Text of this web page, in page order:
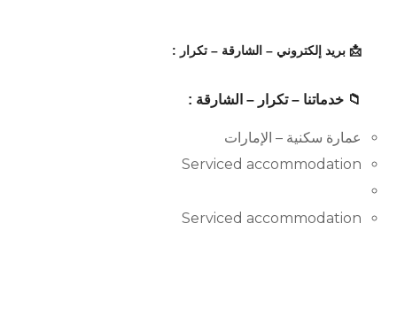
📩 بريد إلكتروني – الشارقة – تكرار :
📁 خدماتنا – تكرار – الشارقة :
عمارة سكنية – الإمارات
Serviced accommodation
Serviced accommodation